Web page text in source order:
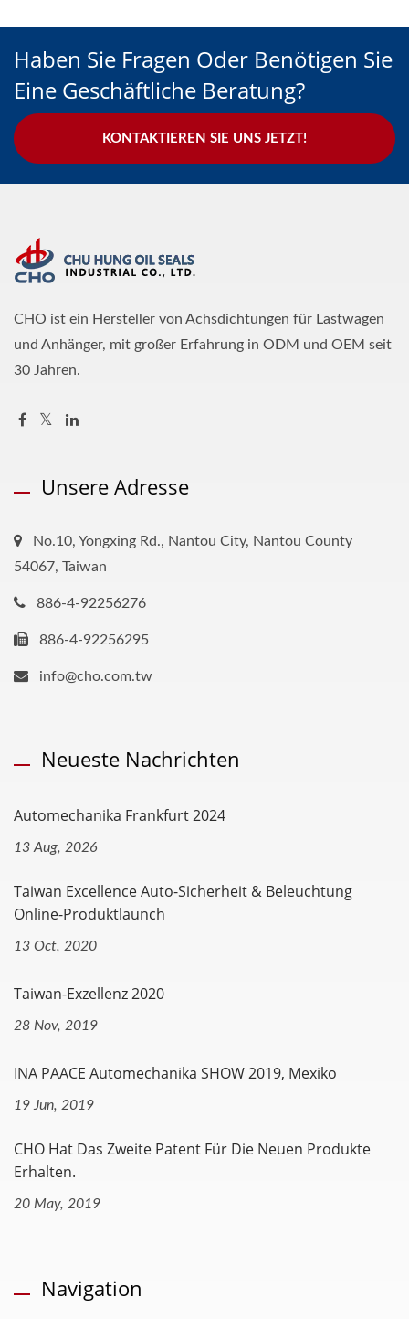
Haben Sie Fragen Oder Benötigen Sie
Eine Geschäftliche Beratung?
KONTAKTIEREN SIE UNS JETZT!
CHO ist ein Hersteller von Achsdichtungen für Lastwagen
und Anhänger, mit großer Erfahrung in ODM und OEM seit
30 Jahren.
Unsere Adresse
No.10, Yongxing Rd., Nantou City, Nantou County
54067, Taiwan
886-4-92256276
886-4-92256295
info@cho.com.tw
Neueste Nachrichten
Automechanika Frankfurt 2024
13 Aug, 2026
Taiwan Excellence Auto-Sicherheit & Beleuchtung
Online-Produktlaunch
13 Oct, 2020
Taiwan-Exzellenz 2020
28 Nov, 2019
INA PAACE Automechanika SHOW 2019, Mexiko
19 Jun, 2019
CHO Hat Das Zweite Patent Für Die Neuen Produkte
Erhalten.
20 May, 2019
Navigation